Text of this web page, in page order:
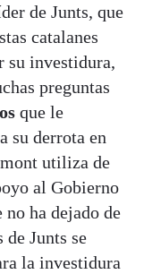
de Junts, que
catalanes
su investidura,
preguntas
que le
su derrota en
utiliza de
al Gobierno
no ha dejado de
Junts se
la investidura